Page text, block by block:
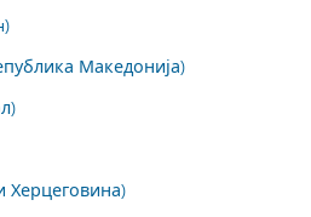
Македонија)
Херцеговина)